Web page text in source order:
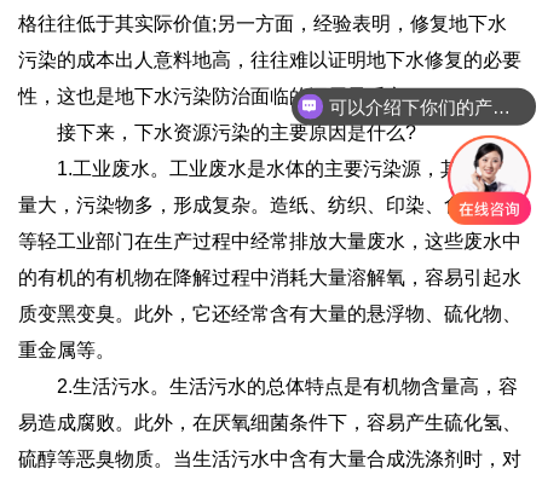
格往往低于其实际价值;另一方面，经验表明，修复地下水
污染的成本出人意料地高，往往难以证明地下水修复的必要
性，这也是地下水污染防治面临的深层矛盾之一。
接下来，下水资源污染的主要原因是什么?
1.工业废水。工业废水是水体的主要污染源，其表面广
量大，污染物多，形成复杂。造纸、纺织、印染、食品加工
等轻工业部门在生产过程中经常排放大量废水，这些废水中
的有机的有机物在降解过程中消耗大量溶解氧，容易引起水
质变黑变臭。此外，它还经常含有大量的悬浮物、硫化物、
重金属等。
2.生活污水。生活污水的总体特点是有机物含量高，容
易造成腐败。此外，在厌氧细菌条件下，容易产生硫化氢、
硫醇等恶臭物质。当生活污水中含有大量合成洗涤剂时，对
可以介绍下你们的产品么